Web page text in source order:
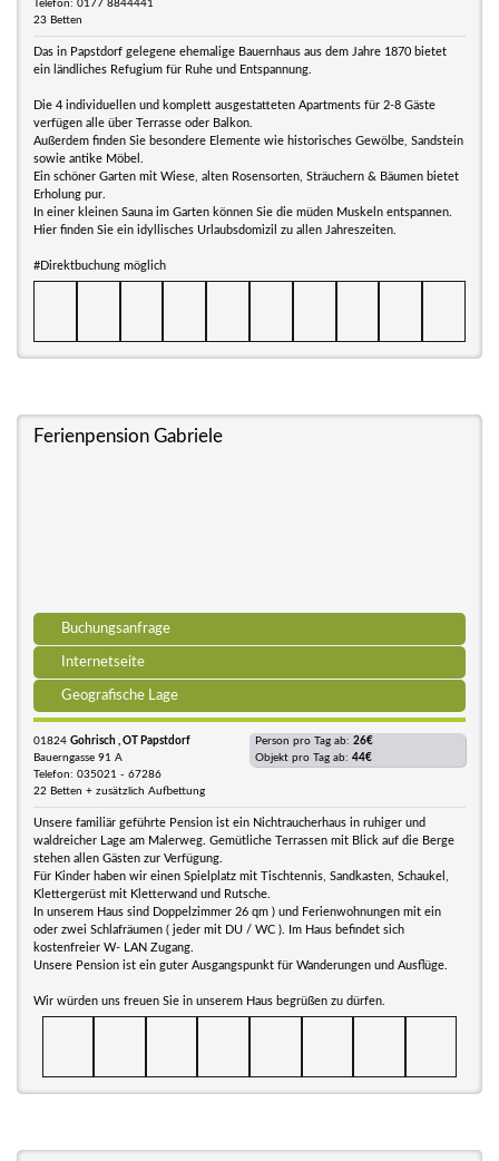
Telefon: 0177 8844441
23 Betten
Das in Papstdorf gelegene ehemalige Bauernhaus aus dem Jahre 1870 bietet
ein ländliches Refugium für Ruhe und Entspannung.
Die 4 individuellen und komplett ausgestatteten Apartments für 2-8 Gäste
verfügen alle über Terrasse oder Balkon.
Außerdem finden Sie besondere Elemente wie historisches Gewölbe, Sandstein
sowie antike Möbel.
Ein schöner Garten mit Wiese, alten Rosensorten, Sträuchern & Bäumen bietet
Erholung pur.
In einer kleinen Sauna im Garten können Sie die müden Muskeln entspannen.
Hier finden Sie ein idyllisches Urlaubsdomizil zu allen Jahreszeiten.
#Direktbuchung möglich
Ferienpension Gabriele
Buchungsanfrage
Internetseite
Geografische Lage
01824 Gohrisch , OT Papstdorf
Bauerngasse 91 A
Telefon: 035021 - 67286
22 Betten + zusätzlich Aufbettung
Person pro Tag ab: 26€
Objekt pro Tag ab: 44€
Unsere familiär geführte Pension ist ein Nichtraucherhaus in ruhiger und
waldreicher Lage am Malerweg. Gemütliche Terrassen mit Blick auf die Berge
stehen allen Gästen zur Verfügung.
Für Kinder haben wir einen Spielplatz mit Tischtennis, Sandkasten, Schaukel,
Klettergerüst mit Kletterwand und Rutsche.
In unserem Haus sind Doppelzimmer 26 qm ) und Ferienwohnungen mit ein
oder zwei Schlafräumen ( jeder mit DU / WC ). Im Haus befindet sich
kostenfreier W- LAN Zugang.
Unsere Pension ist ein guter Ausgangspunkt für Wanderungen und Ausflüge.
Wir würden uns freuen Sie in unserem Haus begrüßen zu dürfen.